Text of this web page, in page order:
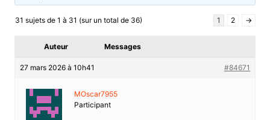
31 sujets de 1 à 31 (sur un total de 36) 1 2 →
Auteur Messages
27 mars 2026 à 10h41 #84671
MOscar7955
Participant